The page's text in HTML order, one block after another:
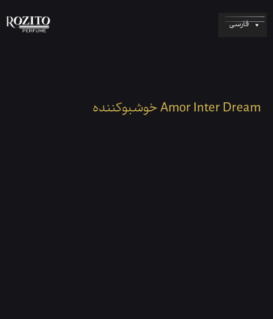
فارسی
خوشبوکننده Amor Inter Dream